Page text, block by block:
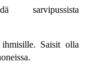
sarvipussista
Saisit olla